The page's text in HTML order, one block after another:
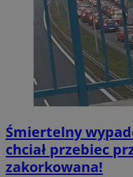
Śmiertelny
chciał przebiec
zakorkowana!